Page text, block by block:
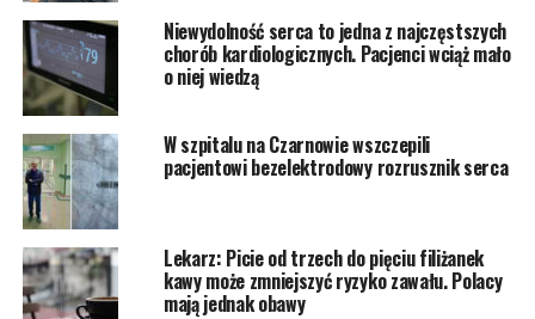
Niewydolność serca to jedna z najczęstszych
chorób kardiologicznych. Pacjenci wciąż mało
o niej wiedzą
W szpitalu na Czarnowie wszczepili
pacjentowi bezelektrodowy rozrusznik serca
Lekarz: Picie od trzech do pięciu filiżanek
kawy może zmniejszyć ryzyko zawału. Polacy
mają jednak obawy